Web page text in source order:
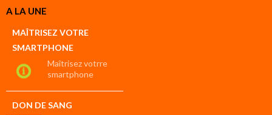
A LA UNE
MAÎTRISEZ VOTRE
SMARTPHONE
Maîtrisez votrre
smartphone
DON DE SANG